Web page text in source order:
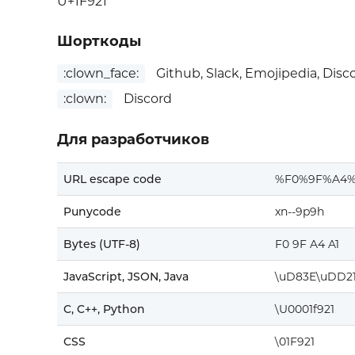
Шорткоды
:clown_face:
Github, Slack, Emojipedia,
:clown:
Discord
Для разработчиков
URL escape code
Punycode xn--9p9h
Bytes (UTF-8) F0 9F A4 A1
JavaScript, JSON, Java \uD83E\uDD21
C, C++, Python \U0001f921
CSS \01F921